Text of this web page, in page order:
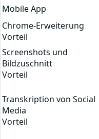
Mobile App
Chrome-Erweiterung
Vorteil
Screenshots und
Bildzuschnitt
Vorteil
Transkription von Social
Media
Vorteil